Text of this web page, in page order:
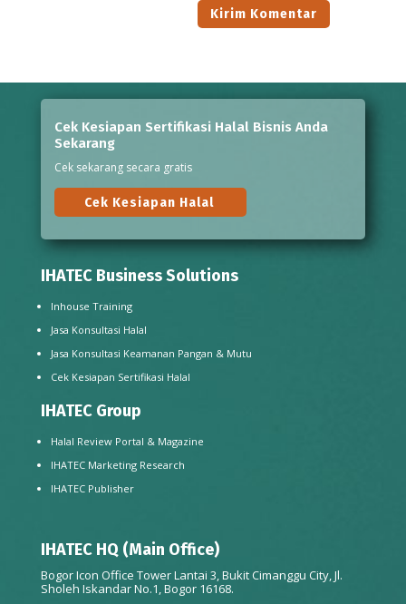
Cek Kesiapan Sertifikasi Halal Bisnis Anda
Sekarang
Cek sekarang secara gratis
Cek Kesiapan Halal
IHATEC Business Solutions
Inhouse Training
Jasa Konsultasi Halal
Jasa Konsultasi Keamanan Pangan & Mutu
Cek Kesiapan Sertifikasi Halal
IHATEC Group
Halal Review Portal & Magazine
IHATEC Marketing Research
IHATEC Publisher
IHATEC HQ (Main Office)
Bogor Icon Office Tower Lantai 3, Bukit Cimanggu City, Jl.
Sholeh Iskandar No.1, Bogor 16168.